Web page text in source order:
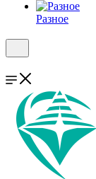
Разное